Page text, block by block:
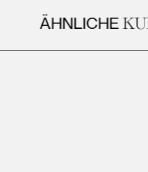
ÄHNLICHE
hinzufügen